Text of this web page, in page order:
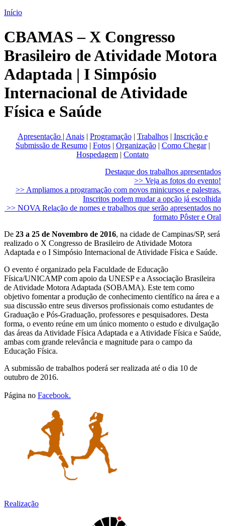
Início
CBAMAS – X Congresso
Brasileiro de Atividade Motora
Adaptada | I Simpósio
Internacional de Atividade
Física e Saúde
Apresentação | Anais| Programação| Trabalhos| Inscrição e
Submissão de Resumo| Fotos| Organização| Como Chegar|
Hospedagem | Contato
Destaque dos trabalhos apresentados
>> Veja as fotos do evento!
>> Ampliamos a programação com novos minicursos e palestras.
Inscritos podem mudar a opção já escolhida
>> NOVA Relação de nomes e trabalhos que serão apresentados no
formato Pôster e Oral
De 23 a 25 de Novembro de 2016, na cidade de Campinas/SP, será
realizado o X Congresso de Brasileiro de Atividade Motora
Adaptada e o I Simpósio Internacional de Atividade Física e Saúde.
O evento é organizado pela Faculdade de Educação
Física/UNICAMP com apoio da UNESP e a Associação Brasileira
de Atividade Motora Adaptada (SOBAMA). Este tem como
objetivo fomentar a produção de conhecimento científico na área e a
sua discussão entre seus diversos profissionais como estudantes de
Graduação e Pós-Graduação, professores e pesquisadores. Desta
forma, o evento reúne em um único momento o estudo e divulgação
das áreas da Atividade Física Adaptada e a Atividade Física e Saúde,
ambas com grande relevância e magnitude para o campo da
Educação Física.
A submissão de trabalhos poderá ser realizada até o dia 10 de
outubro de 2016.
Página no Facebook.
Realização